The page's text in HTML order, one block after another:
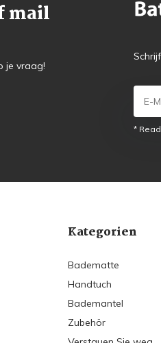
mail
je vraag!
*
Kategorien
Badematte
Handtuch
Bademantel
Zubehör